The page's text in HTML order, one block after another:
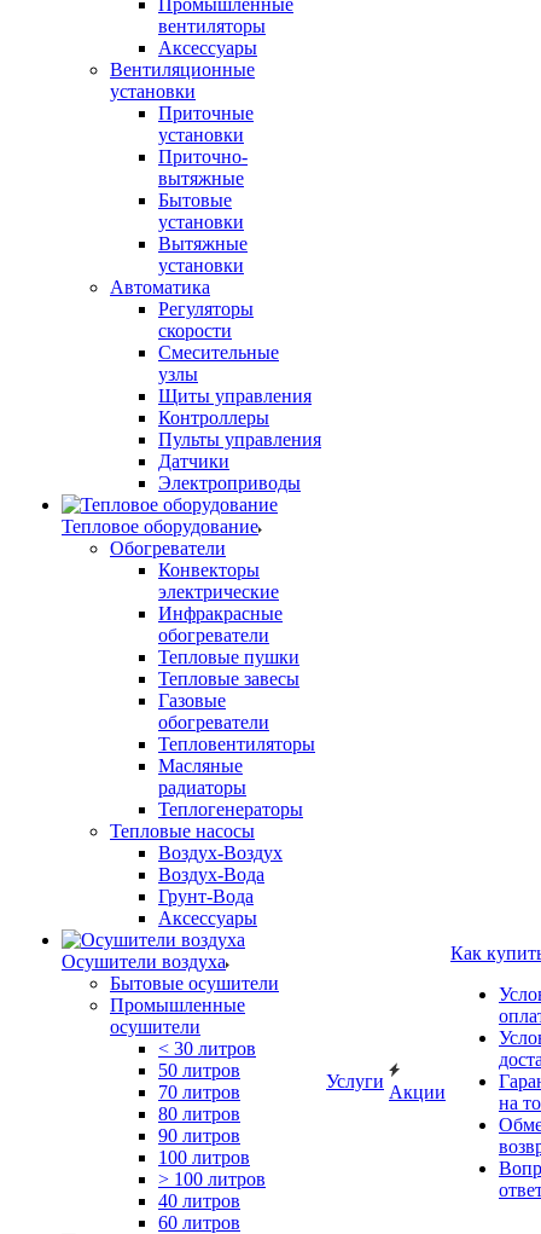
Промышленные
вентиляторы
Аксессуары
Вентиляционные
установки
Приточные
установки
Приточно-
вытяжные
Бытовые
установки
Вытяжные
установки
Автоматика
Регуляторы
скорости
Смесительные
узлы
Щиты управления
Контроллеры
Пульты управления
Датчики
Электроприводы
Тепловое оборудование
Обогреватели
Конвекторы
электрические
Инфракрасные
обогреватели
Тепловые пушки
Тепловые завесы
Газовые
обогреватели
Тепловентиляторы
Масляные
радиаторы
Теплогенераторы
Тепловые насосы
Воздух-Воздух
Воздух-Вода
Грунт-Вода
Аксессуары
Осушители воздуха
Бытовые осушители
Промышленные
осушители
< 30 литров
50 литров
70 литров
80 литров
90 литров
100 литров
> 100 литров
40 литров
60 литров
Услуги
Акции
Как
на